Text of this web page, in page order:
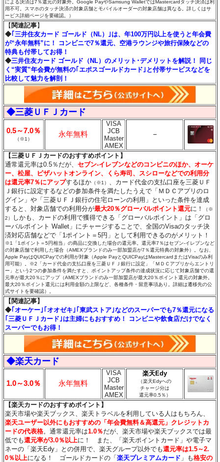
による決済は7％還元の対象外。Google PayやSamsung WalletではMastercardタッチ決済は利
用不可。スマホのタッチ決済の対象店舗とモバイルオーダーの対象店舗は異なる。詳しくはサ
ービス詳細ページを要確認。）
【 関連記事】
◆ ｢三井住友カード ゴールド（NL）｣は、年100万円以上を使うと年会費
が“永年無料”に！ コンビニで7％還元、空港ラウンジや旅行保険などの
特典も付帯してお得！
◆三井住友カード ゴールド（NL）のメリット･デメリットを解説！ 同じ
く“実質”年会費が無料の｢エポスゴールドカード｣と付帯サービスなどを
比較して魅力を解剖！
◆三菱ＵＦＪカード
0.5～7.0％
（※1）
永年無料
VISA
JCB
Master
AMEX
－
【三菱ＵＦＪカードのおすすめポイント】
通常還元率は0.5％だが、セブン‐イレブンなどのコンビニのほか、オーケ
ー、松屋、ピザハットオンライン、くら寿司、スシローなどでの利用分
は還元率7％にアップするほか （※1）
、カード代金の支払口座を三菱ＵＦ
Ｊ銀行に設定するなどの参加条件を満たしたうえで「ＭＤＣアプリのロ
グイン」や「三菱ＵＦＪ銀行の住宅ローンの利用」といった条件を達成
すると、対象店舗での利用分が最大20％グローバルポイント還元に！
（※
2）
しかも、カードの利用で獲得できる「グローバルポイント」は「グロ
ーバルポイント Wallet」にチャージすることで、全国のVisaのタッチ決
済対応店舗などで「1ポイント＝5円」として利用できるのがメリット！
※1「1ポイント＝5円相当」の商品に交換した場合の還元率。還元率7％はセブン‐イレブンなど
の対象店舗で利用した場合（AMEXブランドのみ一部加盟店が7％還元特典の対象外）。なお、
Apple PayはQUICPayでの利用が対象（Apple PayとQUICPayはMastercardまたはVisaのみ利
用可能）。※2「カード代金の支払口座を三菱ＵＦＪ銀行に設定」「ＭＤＣアプリからエントリ
ー」という2つの参加条件を満たすと、ポイントアップ条件の達成状況に応じて対象店舗での還
元率が最大20％にアップ（AMEXブランドのみ一部加盟店が最大20％ポイント還元の対象外。
最大20％ポイント還元には利用金額の上限など、各種条件・留意事項あり。詳細は遷移先の公
式サイトを要確認）。
【関連記事】
◆ ｢オーケー｣｢オオゼキ｣｢東武ストア｣などのスーパーでも7％還元になる
｢三菱ＵＦＪカード｣は主婦にもおすすめ！ コンビニや飲食店だけでなく
スーパーでもお得！
◆楽天カード
1.0～3.0％ 永年無料
VISA
JCB
Master
AMEX
楽天Edy
（楽天Edyへの
チャージ分は
還元率0.5％）
【楽天カードのおすすめポイント】
楽天市場や楽天ブックス、楽天トラベルを利用している人はもちろん、
楽天ユーザー以外にもおすすめの「年会費無料＆高還元」クレジットカ
ードの代表格。通常還元率は1.0％だが、楽天市場や楽天ブックスでは最
低でも還元率が3.0％ 以上に！ また、「楽天ポイントカード」や電子マ
ネーの「楽天Edy」との併用で、楽天グループ以外でも還元率は1.5～2.
0％以上になる！ ゴールドカードの「楽天プレミアムカード 」も格安の